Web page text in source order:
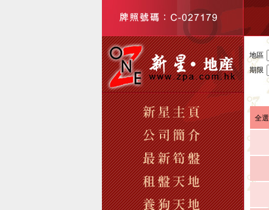
地區
期限
全選